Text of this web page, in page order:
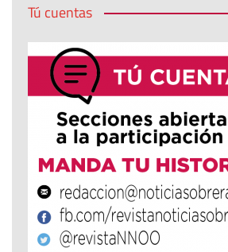
Tú cuentas